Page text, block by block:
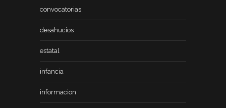
convocatorias
desahucios
estatal
infancia
informacion